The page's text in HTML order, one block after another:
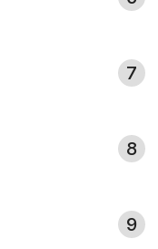
7
8
9